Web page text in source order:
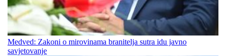
Medved: Zakoni o mirovinama branitelja sutra idu javno
savjetovanje